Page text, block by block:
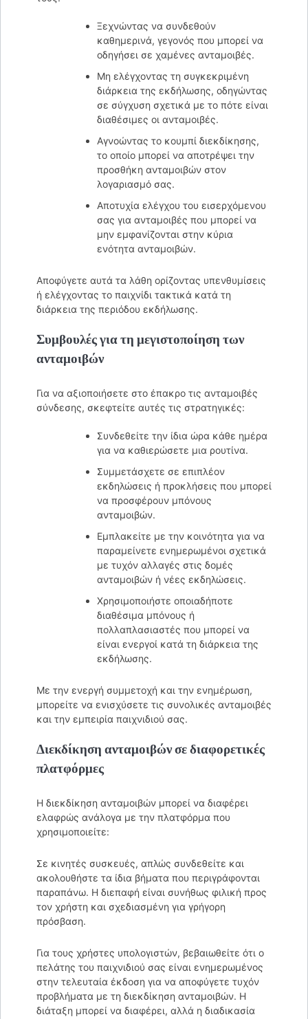
Ξεχνώντας να συνδεθούν
καθημερινά, γεγονός που μπορεί να
οδηγήσει σε χαμένες ανταμοιβές.
Μη ελέγχοντας τη συγκεκριμένη
διάρκεια της εκδήλωσης, οδηγώντας
σε σύγχυση σχετικά με το πότε είναι
διαθέσιμες οι ανταμοιβές.
Αγνοώντας το κουμπί διεκδίκησης,
το οποίο μπορεί να αποτρέψει την
προσθήκη ανταμοιβών στον
λογαριασμό σας.
Αποτυχία ελέγχου του εισερχόμενου
σας για ανταμοιβές που μπορεί να
μην εμφανίζονται στην κύρια
ενότητα ανταμοιβών.
Αποφύγετε αυτά τα λάθη ορίζοντας υπενθυμίσεις
ή ελέγχοντας το παιχνίδι τακτικά κατά τη
διάρκεια της περιόδου εκδήλωσης.
Συμβουλές για τη μεγιστοποίηση των
ανταμοιβών
Για να αξιοποιήσετε στο έπακρο τις ανταμοιβές
σύνδεσης, σκεφτείτε αυτές τις στρατηγικές:
Συνδεθείτε την ίδια ώρα κάθε ημέρα
για να καθιερώσετε μια ρουτίνα.
Συμμετάσχετε σε επιπλέον
εκδηλώσεις ή προκλήσεις που μπορεί
να προσφέρουν μπόνους
ανταμοιβών.
Εμπλακείτε με την κοινότητα για να
παραμείνετε ενημερωμένοι σχετικά
με τυχόν αλλαγές στις δομές
ανταμοιβών ή νέες εκδηλώσεις.
Χρησιμοποιήστε οποιαδήποτε
διαθέσιμα μπόνους ή
πολλαπλασιαστές που μπορεί να
είναι ενεργοί κατά τη διάρκεια της
εκδήλωσης.
Με την ενεργή συμμετοχή και την ενημέρωση,
μπορείτε να ενισχύσετε τις συνολικές ανταμοιβές
και την εμπειρία παιχνιδιού σας.
Διεκδίκηση ανταμοιβών σε διαφορετικές
πλατφόρμες
Η διεκδίκηση ανταμοιβών μπορεί να διαφέρει
ελαφρώς ανάλογα με την πλατφόρμα που
χρησιμοποιείτε:
Σε κινητές συσκευές, απλώς συνδεθείτε και
ακολουθήστε τα ίδια βήματα που περιγράφονται
παραπάνω. Η διεπαφή είναι συνήθως φιλική προς
τον χρήστη και σχεδιασμένη για γρήγορη
πρόσβαση.
Για τους χρήστες υπολογιστών, βεβαιωθείτε ότι ο
πελάτης του παιχνιδιού σας είναι ενημερωμένος
στην τελευταία έκδοση για να αποφύγετε τυχόν
προβλήματα με τη διεκδίκηση ανταμοιβών. Η
διάταξη μπορεί να διαφέρει, αλλά η διαδικασία